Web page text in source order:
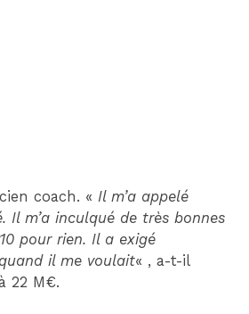
coach. « Il m’a appelé
Il m’a inculqué de très bonnes
pour rien. Il a exigé
il me voulait« , a-t-il
22 M€.